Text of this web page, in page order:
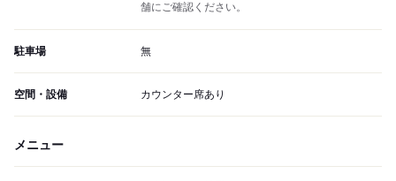
舗にご確認ください。
駐車場 無
空間・設備 カウンター席あり
メニュー